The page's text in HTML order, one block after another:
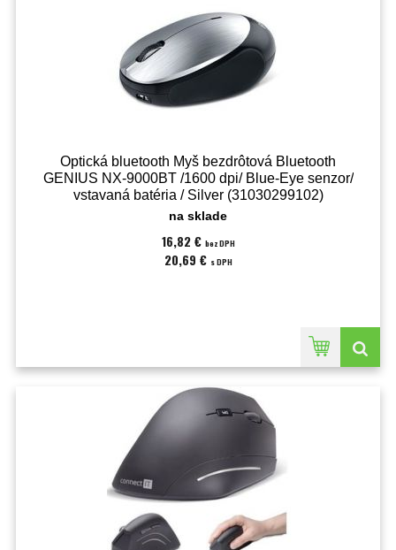
Optická bluetooth Myš bezdrôtová Bluetooth
GENIUS NX-9000BT /1600 dpi/ Blue-Eye senzor/
vstavaná batéria / Silver (31030299102)
na sklade
16,82 € bez DPH
20,69 € s DPH